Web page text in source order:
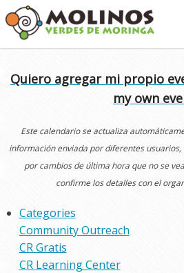
Skip
to
content
Quiero agregar mi propio
my own
Este calendario se actualiza
información enviada por diferentes
por cambios de última hora que no se
confirme los detalles con el
Categories
Community Outreach
CR Gratis
CR Learning Center